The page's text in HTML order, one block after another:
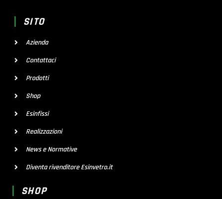
SITO
Azienda
Contattaci
Prodotti
Shop
Esinfissi
Realizzazioni
News e Normative
Diventa rivenditore Esinvetro.it
SHOP